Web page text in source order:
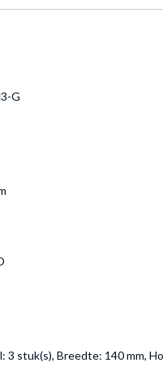
G
3 stuk(s), Breedte: 140 mm,